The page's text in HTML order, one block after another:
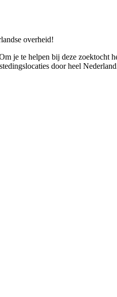
overheid!
je te helpen bij deze zoektocht
door heel